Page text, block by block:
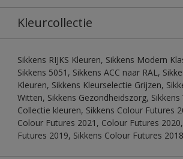
Kleurcollectie
Sikkens RIJKS Kleuren, Sikkens Modern
Sikkens 5051, Sikkens ACC naar RAL,
Kleuren, Sikkens Kleurselectie Grijzen,
Witten, Sikkens Gezondheidszorg, Sikkens
Collectie kleuren, Sikkens Colour Futures
Colour Futures 2021, Colour Futures
Futures 2019, Sikkens Colour Futures 2018